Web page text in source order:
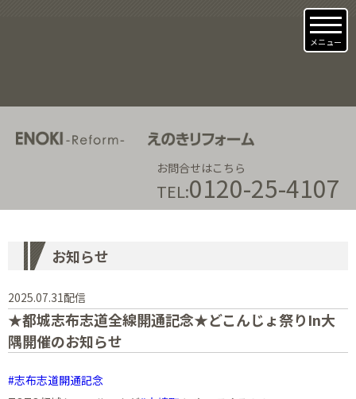
お問合せはこちら
TEL:0120-25-4107
メニュー
お知らせ
2025.07.31配信
★都城志布志道全線開通記念★どこんじょ祭りIn大
隅開催のお知らせ
#志布志道開通記念